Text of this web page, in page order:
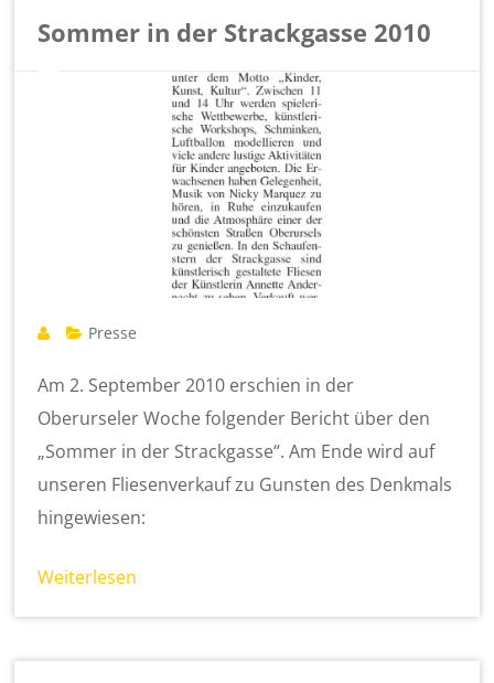
Sommer in der Strackgasse 2010
Presse
Am 2. September 2010 erschien in der
Oberurseler Woche folgender Bericht über den
„Sommer in der Strackgasse“. Am Ende wird auf
unseren Fliesenverkauf zu Gunsten des Denkmals
hingewiesen:
Weiterlesen